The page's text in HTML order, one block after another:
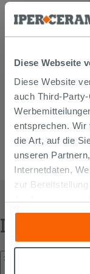
Diese Webseite
Diese Website
auch Third-
entsprechen. Wir
die Art, auf die
unseren
Internetdaten,
zur
anderen
die sie aufgrund
gesammelt
möchten oder
Vertikale
63,56€ /STK